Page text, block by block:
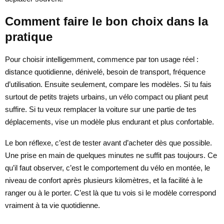
Comment faire le bon choix dans la
pratique
Pour choisir intelligemment, commence par ton usage réel :
distance quotidienne, dénivelé, besoin de transport, fréquence
d’utilisation. Ensuite seulement, compare les modèles. Si tu fais
surtout de petits trajets urbains, un vélo compact ou pliant peut
suffire. Si tu veux remplacer la voiture sur une partie de tes
déplacements, vise un modèle plus endurant et plus confortable.
Le bon réflexe, c’est de tester avant d’acheter dès que possible.
Une prise en main de quelques minutes ne suffit pas toujours. Ce
qu’il faut observer, c’est le comportement du vélo en montée, le
niveau de confort après plusieurs kilomètres, et la facilité à le
ranger ou à le porter. C’est là que tu vois si le modèle correspond
vraiment à ta vie quotidienne.